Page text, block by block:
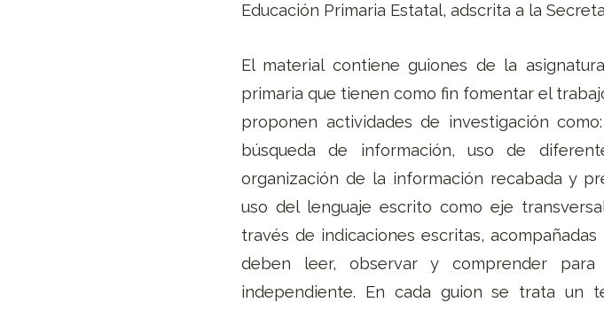
Educación Primaria Estatal, adscrita a la
El material contiene guiones de la
primaria que tienen como fin fomentar el
proponen actividades de investigación
búsqueda de información, uso de
organización de la información recabada y
uso del lenguaje escrito como eje
través de indicaciones escritas,
deben leer, observar y comprender
independiente. En cada guion se trata un